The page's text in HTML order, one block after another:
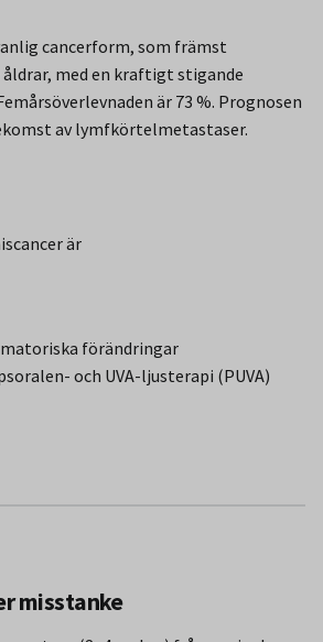
cancerform, som främst
med en kraftigt stigande
är 73 %. Prognosen
av lymfkörtelmetastaser.
är
förändringar
och UVA-ljusterapi (PUVA)
misstanke